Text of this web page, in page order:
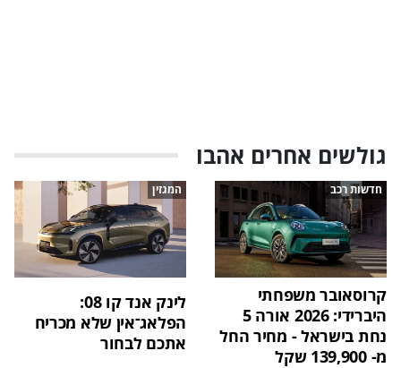
גולשים אחרים אהבו
חדשות רכב
קרוסאובר משפחתי
היברידי: 2026 אורה 5
נחת בישראל - מחיר החל
מ- 139,900 שקל
המגזין
לינק אנד קו 08:
הפלאג־אין שלא מכריח
אתכם לבחור